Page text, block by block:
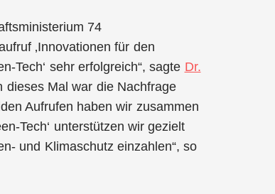
74
‚Innovationen für den
Tech‘ sehr erfolgreich“, sagte Dr.
dieses Mal war die Nachfrage
Aufrufen haben wir zusammen
Tech‘ unterstützen wir gezielt
und Klimaschutz einzahlen“, so